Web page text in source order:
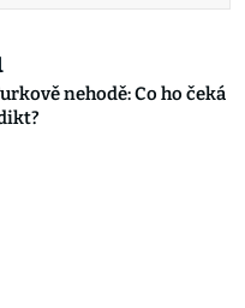
nehodě: Co ho čeká